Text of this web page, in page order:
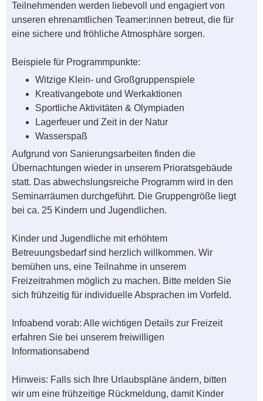
Teilnehmenden werden liebevoll und engagiert von
unseren ehrenamtlichen Teamer:innen betreut, die für
eine sichere und fröhliche Atmosphäre sorgen.
Beispiele für Programmpunkte:
Witzige Klein- und Großgruppenspiele
Kreativangebote und Werkaktionen
Sportliche Aktivitäten & Olympiaden
Lagerfeuer und Zeit in der Natur
Wasserspaß
Aufgrund von Sanierungsarbeiten finden die
Übernachtungen wieder in unserem Prioratsgebäude
statt. Das abwechslungsreiche Programm wird in den
Seminarräumen durchgeführt. Die Gruppengröße liegt
bei ca. 25 Kindern und Jugendlichen.
Kinder und Jugendliche mit erhöhtem
Betreuungsbedarf sind herzlich willkommen. Wir
bemühen uns, eine Teilnahme in unserem
Freizeitrahmen möglich zu machen. Bitte melden Sie
sich frühzeitig für individuelle Absprachen im Vorfeld.
Infoabend vorab: Alle wichtigen Details zur Freizeit
erfahren Sie bei unserem freiwilligen
Informationsabend
Hinweis: Falls sich Ihre Urlaubspläne ändern, bitten
wir um eine frühzeitige Rückmeldung, damit Kinder